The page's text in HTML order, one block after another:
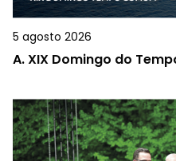
5 agosto 2026
A.XIX Domingo do